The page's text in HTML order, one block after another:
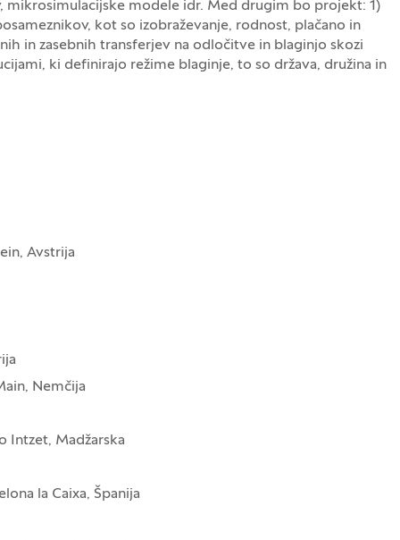
modele idr. Med drugim bo projekt: 1)
kot so izobraževanje, rodnost, plačano in
in zasebnih transferjev na odločitve in blaginjo skozi
ki definirajo režime blaginje, to so država, družina in
Avstrija
Nemčija
Intzet, Madžarska
la Caixa, Španija